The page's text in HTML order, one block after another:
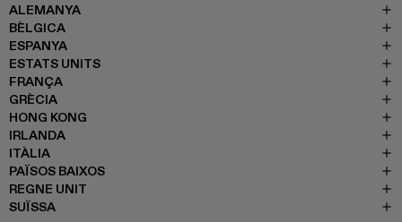
ALEMANYA
BÈLGICA
ESPANYA
ESTATS UNITS
FRANÇA
GRÈCIA
HONG KONG
IRLANDA
ITÀLIA
PAÏSOS BAIXOS
REGNE UNIT
SUÏSSA